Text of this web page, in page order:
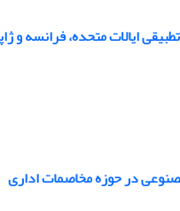
ایالات متحده، فرانسه و
در حوزه مخاصمات اداری